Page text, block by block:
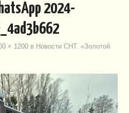
2024-
× 1200 в Новости СНТ. «Золотой